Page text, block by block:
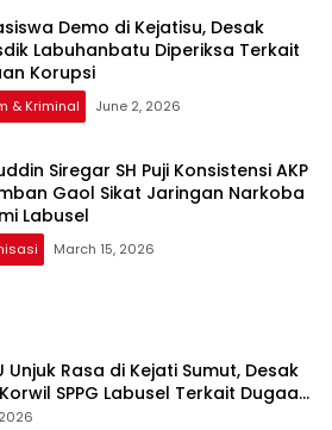
Demo di Kejatisu, Desak
Labuhanbatu Diperiksa Terkait
Korupsi
& Kriminal June 2, 2026
Siregar SH Puji Konsistensi AKP
Gaol Sikat Jaringan Narkoba
Labusel
March 15, 2026
Unjuk Rasa di Kejati Sumut, Desak
SPPG Labusel Terkait Dugaan
Dapur Program MBG